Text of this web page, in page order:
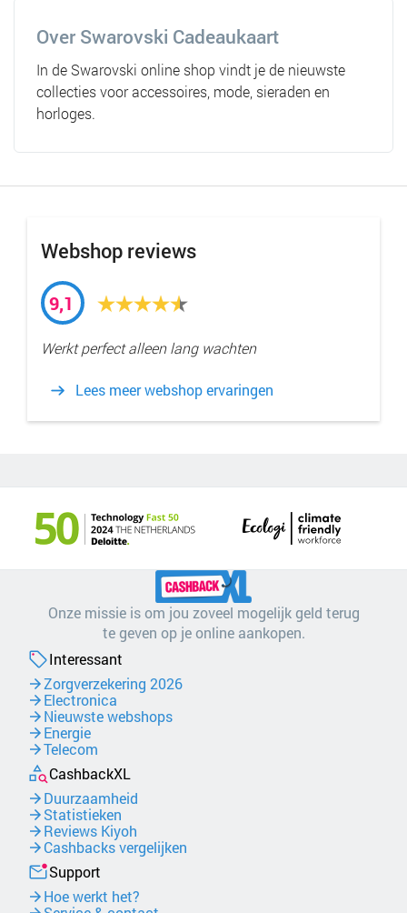
Over Swarovski Cadeaukaart
In de Swarovski online shop vindt je de nieuwste
collecties voor accessoires, mode, sieraden en
horloges.
Webshop reviews
9,1
Werkt perfect alleen lang wachten
Lees meer webshop ervaringen
Onze missie is om jou zoveel mogelijk geld terug
te geven op je online aankopen.
Interessant
Zorgverzekering 2026
Electronica
Nieuwste webshops
Energie
Telecom
CashbackXL
Duurzaamheid
Statistieken
Reviews Kiyoh
Cashbacks vergelijken
Support
Hoe werkt het?